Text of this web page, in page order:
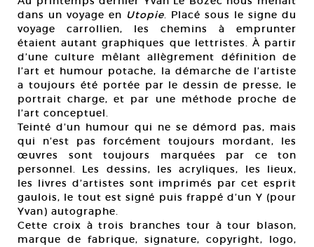
dans un voyage en Utopie. Placé sous le signe du
voyage carrollien, les chemins à emprunter
étaient autant graphiques que lettristes. À partir
d’une culture mêlant allègrement définition de
l’art et humour potache, la démarche de l’artiste
a toujours été portée par le dessin de presse, le
portrait charge, et par une méthode proche de
l’art conceptuel.
Teinté d’un humour qui ne se démord pas, mais
qui n’est pas forcément toujours mordant, les
œuvres sont toujours marquées par ce ton
personnel. Les dessins, les acryliques, les lieux,
les livres d’artistes sont imprimés par cet esprit
gaulois, le tout est signé puis frappé d’un Y (pour
Yvan) autographe.
Cette croix à trois branches tour à tour blason,
marque de fabrique, signature, copyright, logo,